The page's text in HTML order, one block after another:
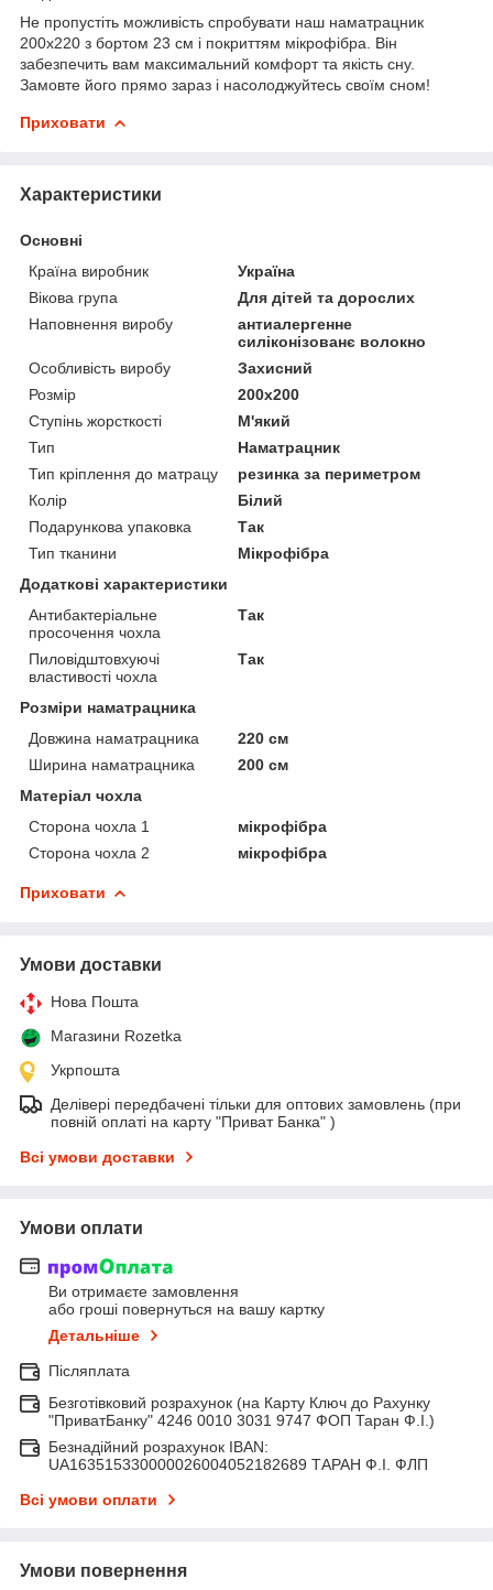
Не пропустіть можливість спробувати наш наматрацник
200х220 з бортом 23 см і покриттям мікрофібра. Він
забезпечить вам максимальний комфорт та якість сну.
Замовте його прямо зараз і насолоджуйтесь своїм сном!
Приховати
Характеристики
Основні
Країна виробник
Україна
Вікова група
Для дітей та дорослих
Наповнення виробу
антиалергенне
силіконізованє волокно
Особливість виробу
Захисний
Розмір
200x200
Ступінь жорсткості
М'який
Тип
Наматрацник
Тип кріплення до матрацу
резинка за периметром
Колір
Білий
Подарункова упаковка
Так
Тип тканини
Мікрофібра
Додаткові характеристики
Антибактеріальне
просочення чохла
Так
Пиловідштовхуючі
властивості чохла
Так
Розміри наматрацника
Довжина наматрацника
220 см
Ширина наматрацника
200 см
Матеріал чохла
Сторона чохла 1
мікрофібра
Сторона чохла 2
мікрофібра
Приховати
Умови доставки
Нова Пошта
Магазини Rozetka
Укрпошта
Делівері передбачені тільки для оптових замовлень (при
повній оплаті на карту "Приват Банка" )
Всі умови доставки
Умови оплати
Ви отримаєте замовлення
або гроші повернуться на вашу картку
Детальніше
Післяплата
Безготівковий розрахунок (на Карту Ключ до Рахунку
"ПриватБанку" 4246 0010 3031 9747 ФОП Таран Ф.І.)
Безнадійний розрахунок IBAN:
UA163515330000026004052182689 ТАРАН Ф.І. ФЛП
Всі умови оплати
Умови повернення